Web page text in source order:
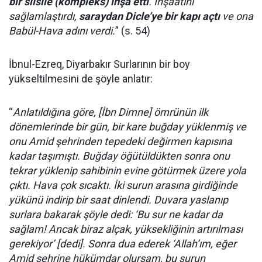
sağlamlaştırdı, saraydan Dicle’ye bir kapı açtıve ona
Babül-Hava adını verdi.” (s. 54)
İbnul-Ezreq, Diyarbakır Surlarının bir boy
yükseltilmesini de şöyle anlatır:
“Anlatıldığına göre, [İbn Dimne] ömrünün ilk
dönemlerinde bir gün, bir kare buğday yüklenmiş ve
onu Amid şehrinden tepedeki değirmen kapısına
kadar taşımıştı. Buğday öğütüldükten sonra onu
tekrar yüklenip sahibinin evine götürmek üzere yola
çıktı. Hava çok sıcaktı. İki surun arasına girdiğinde
yükünü indirip bir saat dinlendi. Duvara yaslanıp
surlara bakarak şöyle dedi: ‘Bu sur ne kadar da
sağlam! Ancak biraz alçak, yüksekliğinin artırılması
gerekiyor’ [dedi]. Sonra dua ederek ‘Allah’ım, eğer
Amid şehrine hükümdar olursam, bu surun